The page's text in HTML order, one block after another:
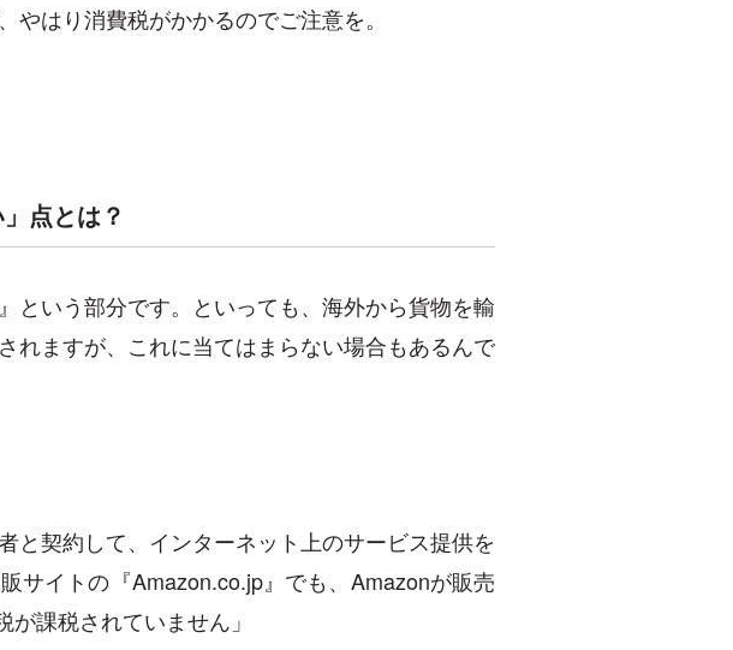
はり消費税がかかるのでご注意を。
点とは？
という部分です。といっても、海外から貨物を輸
れますが、これに当てはまらない場合もあるんで
と契約して、インターネット上のサービス提供を
サイトの『Amazon.co.jp』でも、Amazonが販売
課税されていません」